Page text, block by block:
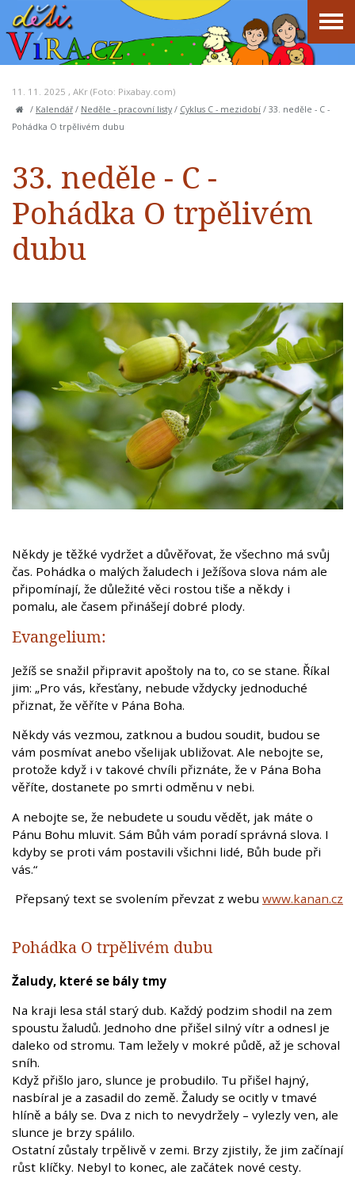
11. 11. 2025 , AKr (Foto: Pixabay.com)
/ Kalendář / Neděle - pracovní listy/ Cyklus C - mezidobí / 33. neděle - C -
Pohádka O trpělivém dubu
33. neděle - C -
Pohádka O trpělivém
dubu
Někdy je těžké vydržet a důvěřovat, že všechno má svůj
čas. Pohádka o malých žaludech i Ježíšova slova nám ale
připomínají, že důležité věci rostou tiše a někdy i
pomalu, ale časem přinášejí dobré plody.
Evangelium:
Ježíš se snažil připravit apoštoly na to, co se stane. Říkal
jim: „Pro vás, křesťany, nebude vždycky jednoduché
přiznat, že věříte v Pána Boha.
Někdy vás vezmou, zatknou a budou soudit, budou se
vám posmívat anebo všelijak ubližovat. Ale nebojte se,
protože když i v takové chvíli přiznáte, že v Pána Boha
věříte, dostanete po smrti odměnu v nebi.
A nebojte se, že nebudete u soudu vědět, jak máte o
Pánu Bohu mluvit. Sám Bůh vám poradí správná slova. I
kdyby se proti vám postavili všichni lidé, Bůh bude při
vás.“
Přepsaný text se svolením převzat z webu www.kanan.cz
Pohádka O trpělivém dubu
Žaludy, které se bály tmy
Na kraji lesa stál starý dub. Každý podzim shodil na zem
spoustu žaludů. Jednoho dne přišel silný vítr a odnesl je
daleko od stromu. Tam ležely v mokré půdě, až je schoval
sníh.
Když přišlo jaro, slunce je probudilo. Tu přišel hajný,
nasbíral je a zasadil do země. Žaludy se ocitly v tmavé
hlíně a bály se. Dva z nich to nevydržely – vylezly ven, ale
slunce je brzy spálilo.
Ostatní zůstaly trpělivě v zemi. Brzy zjistily, že jim začínají
růst klíčky. Nebyl to konec, ale začátek nové cesty.